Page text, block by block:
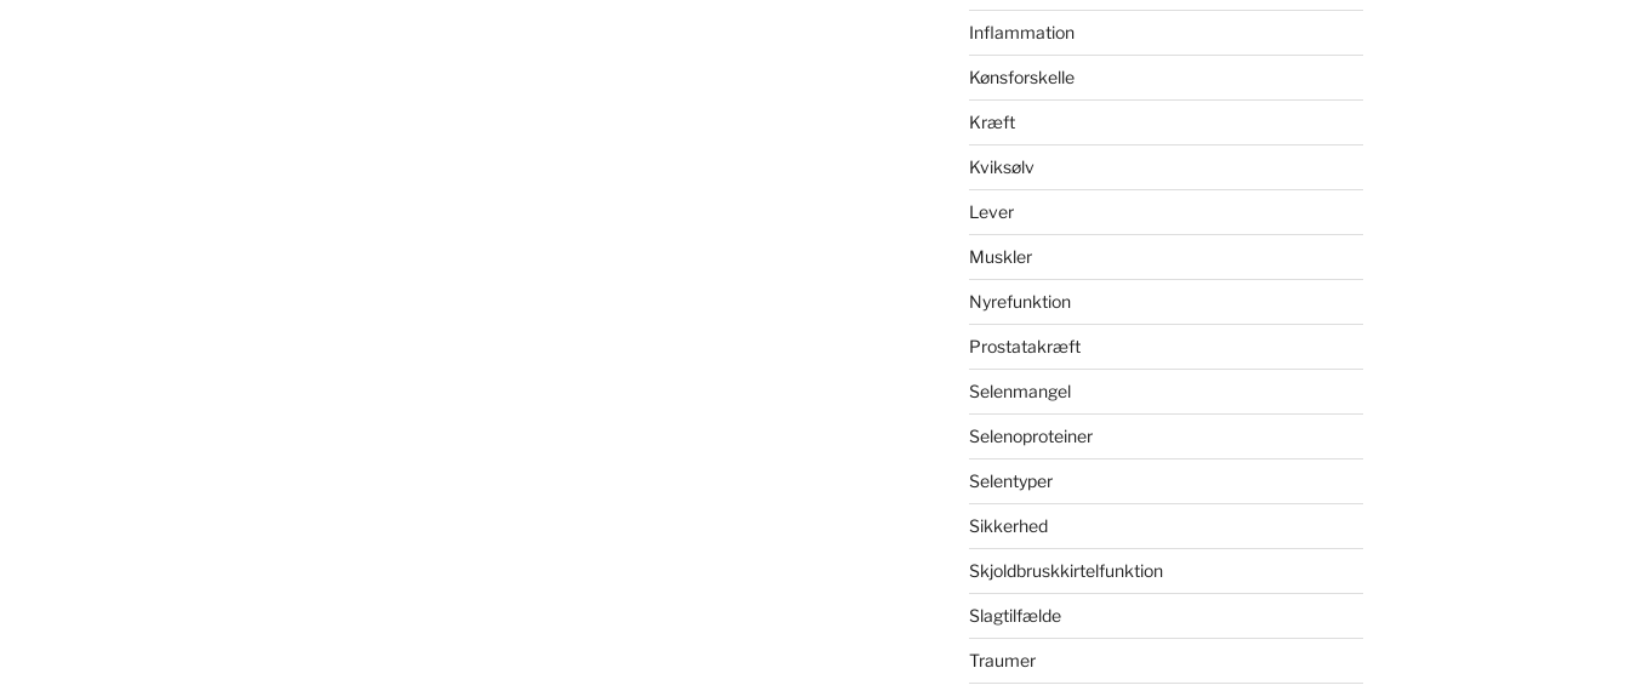
Inflammation
Kønsforskelle
Kræft
Kviksølv
Lever
Muskler
Nyrefunktion
Prostatakræft
Selenmangel
Selenoproteiner
Selentyper
Sikkerhed
Skjoldbruskkirtelfunktion
Slagtilfælde
Traumer